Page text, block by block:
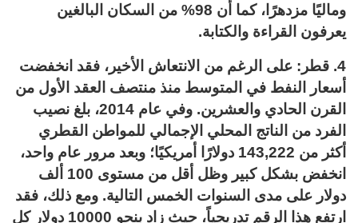
وماليًا مزدهرًا، كما أن 98% من السكان البالغين
يعرفون القراءة والكتابة.
4. قطر: على الرغم من الانتعاش الأخير، فقد انخفضت
أسعار النفط في المتوسط منذ منتصف العقد الأول من
القرن الحادي والعشرين. وفي عام 2014، بلغ نصيب
الفرد من الناتج المحلي الإجمالي للمواطن القطري
أكثر من 143,222 دولارًا أمريكيًا؛ وبعد مرور عام واحد،
انخفض بشكل كبير وظل أقل من مستوى 100 ألف
دولار على مدى السنوات الخمس التالية. ومع ذلك، فقد
ارتفع هذا الرقم تدريجياً، حيث زاد بنحو 10000 دولار كل